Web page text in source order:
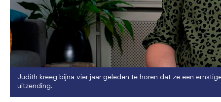
Judith kreeg bijna vier jaar geleden te horen dat ze een
uitzending.